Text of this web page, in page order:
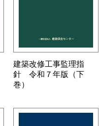
建築改修工事監理指
針 令和７年版（下
巻）